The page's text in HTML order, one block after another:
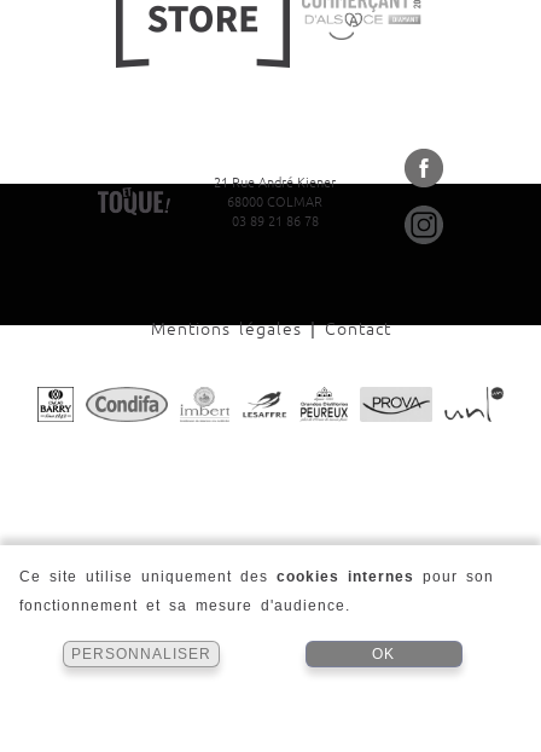
21 Rue André Kiener
68000 COLMAR
03 89 21 86 78
Mentions légales|Contact
Ce site utilise uniquement des cookies internes
pour son
fonctionnement et sa mesure d'audience.
PERSONNALISER OK